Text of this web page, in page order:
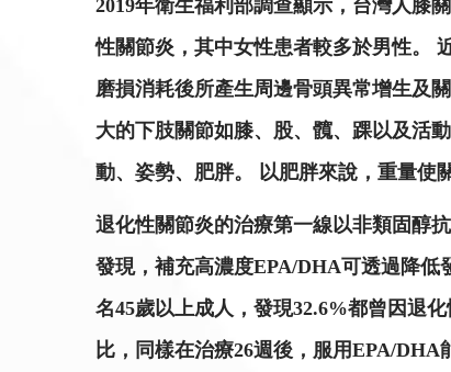
2019年衛生福利部調查顯示，台灣人膝
性關節炎，其中女性患者較多於男性。
磨損消耗後所產生周邊骨頭異常增生及
大的下肢關節如膝、股、髖、踝以及活
動、姿勢、肥胖。 以肥胖來說，重量使
退化性關節炎的治療第一線以非類固醇
發現，補充高濃度EPA/DHA可透過降低
名45歲以上成人，發現32.6%都曾因退
比，同樣在治療26週後，服用EPA/